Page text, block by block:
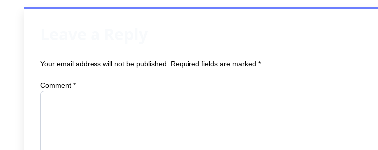
Your email address will not be published. Required fields are marked *
Comment *